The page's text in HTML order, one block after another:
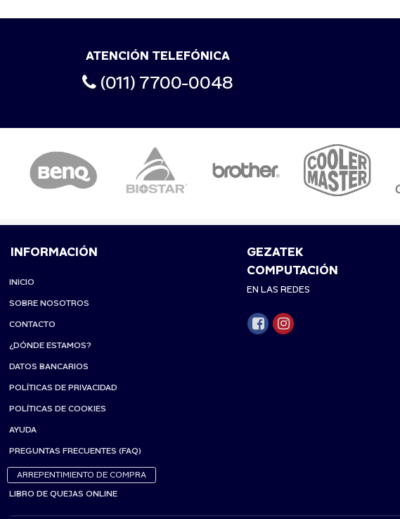
ATENCIÓN TELEFÓNICA
(011) 7700-0048
INFORMACIÓN
INICIO
SOBRE NOSOTROS
CONTACTO
¿DÓNDE ESTAMOS?
DATOS BANCARIOS
POLÍTICAS DE PRIVACIDAD
POLÍTICAS DE COOKIES
AYUDA
PREGUNTAS FRECUENTES (FAQ)
ARREPENTIMIENTO DE COMPRA
LIBRO DE QUEJAS ONLINE
GEZATEK
COMPUTACIÓN
EN LAS REDES